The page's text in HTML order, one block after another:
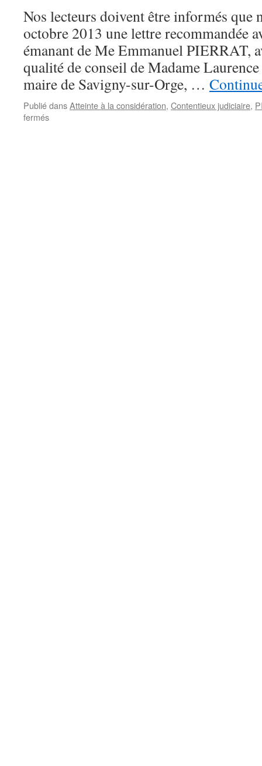
Nos lecteurs doivent être informés que
octobre 2013 une lettre recommandée
émanant de Me Emmanuel PIERRAT,
qualité de conseil de Madame
maire de Savigny-sur-Orge, …
Publié dansAtteinte à la considération, Contentieux judiciaire,
ferméssur